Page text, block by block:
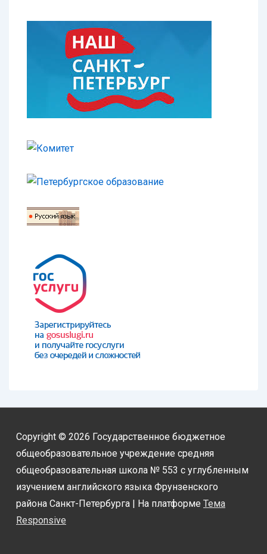
Copyright © 2026 Государственное бюджетное
общеобразовательное учреждение средняя
общеобразовательная школа № 553 с углубленным
изучением английского языка Фрунзенского
района Санкт-Петербурга | На платформе Тема
Responsive